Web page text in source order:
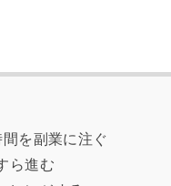
を副業に注ぐ
ら進む